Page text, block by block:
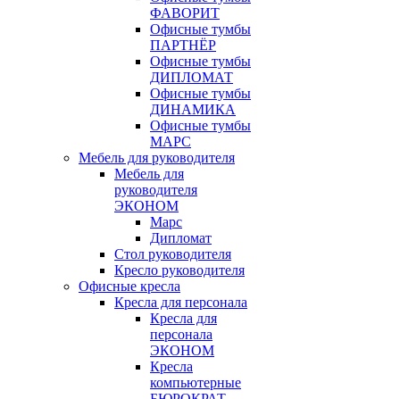
ФАВОРИТ
Офисные тумбы
ПАРТНЁР
Офисные тумбы
ДИПЛОМАТ
Офисные тумбы
ДИНАМИКА
Офисные тумбы
МАРС
Мебель для руководителя
Мебель для
руководителя
ЭКОНОМ
Марс
Дипломат
Стол руководителя
Кресло руководителя
Офисные кресла
Кресла для персонала
Кресла для
персонала
ЭКОНОМ
Кресла
компьютерные